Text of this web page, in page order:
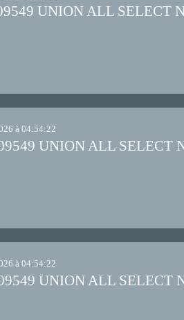
UNION ALL SELECT
à 04:54:22
UNION ALL
à 04:54:22
UNION ALL